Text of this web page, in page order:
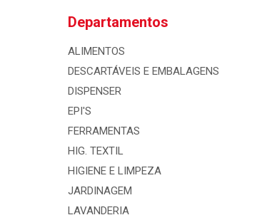
Departamentos
ALIMENTOS
DESCARTÁVEIS E EMBALAGENS
DISPENSER
EPI'S
FERRAMENTAS
HIG. TEXTIL
HIGIENE E LIMPEZA
JARDINAGEM
LAVANDERIA